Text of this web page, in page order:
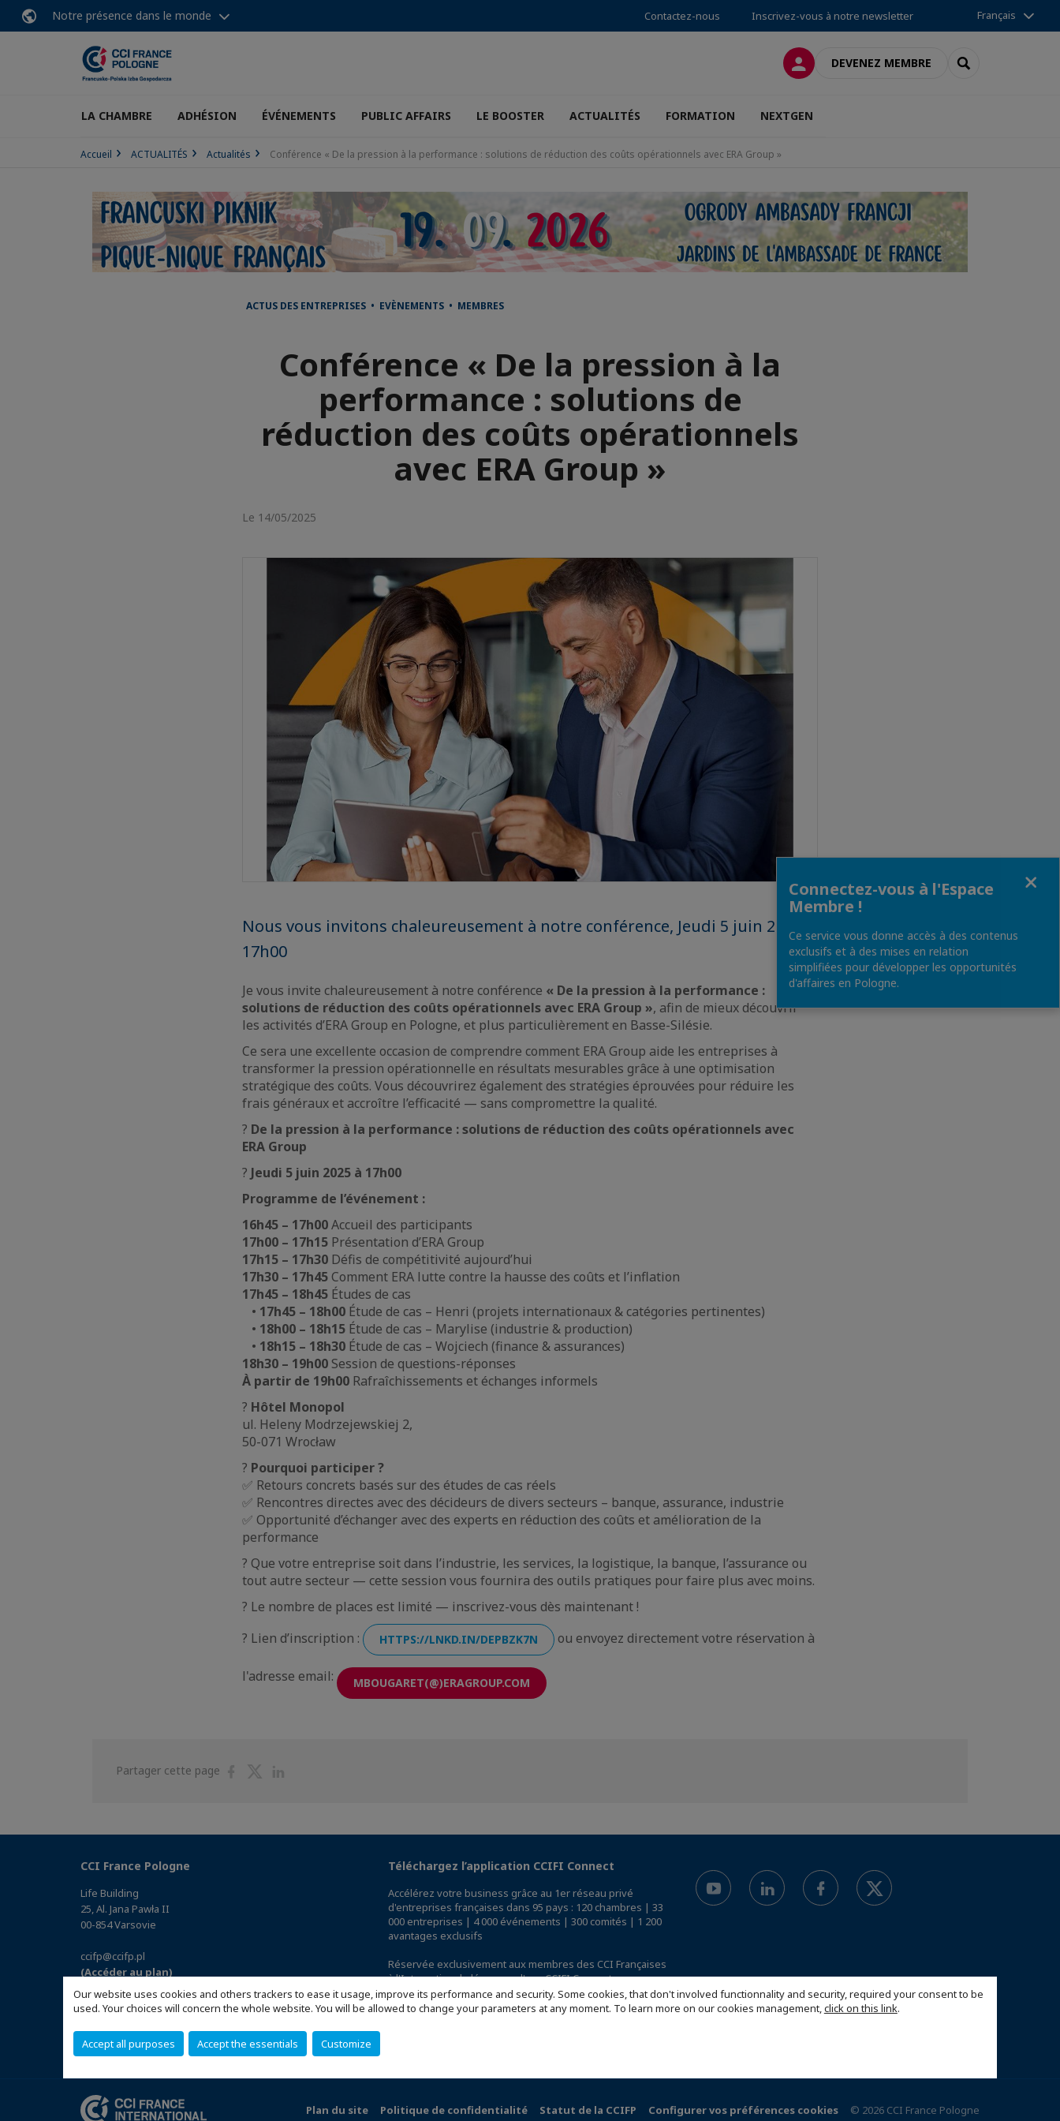
Our website uses cookies and others trackers to ease it usage, improve its performance and security. Some cookies, that don't involved functionnality and security, required your consent to be
used. Your choices will concern the whole website. You will be allowed to change your parameters at any moment. To learn more on our cookies management,click on this link.
Accept all purposes Accept the essentials Customize
Notre présence dans le monde Contactez-nous Inscrivez-vous à notre newsletter Français
CONNEXIONDEVENEZ MEMBRE RECHERCHER
LA CHAMBRE ADHÉSION ÉVÉNEMENTS PUBLIC AFFAIRS LE BOOSTER ACTUALITÉS FORMATION NEXTGEN
Accueil ACTUALITÉS Actualités Conférence « De la pression à la performance : solutions de réduction des coûts opérationnels avec ERA Group »
ACTUS DES ENTREPRISES • EVÈNEMENTS • MEMBRES
Conférence « De la pression à la
performance : solutions de
réduction des coûts opérationnels
avec ERA Group »
Le 14/05/2025
Nous vous invitons chaleureusement à notre conférence, Jeudi 5 juin 2025 à
17h00
Je vous invite chaleureusement à notre conférence « De la pression à la performance :
solutions de réduction des coûts opérationnels avec ERA Group », afin de mieux découvrir
les activités d’ERA Group en Pologne, et plus particulièrement en Basse-Silésie.
Ce sera une excellente occasion de comprendre comment ERA Group aide les entreprises à
transformer la pression opérationnelle en résultats mesurables grâce à une optimisation
stratégique des coûts. Vous découvrirez également des stratégies éprouvées pour réduire les
frais généraux et accroître l’efficacité — sans compromettre la qualité.
? De la pression à la performance : solutions de réduction des coûts opérationnels avec
ERA Group
? Jeudi 5 juin 2025 à 17h00
Programme de l’événement :
16h45 – 17h00Accueil des participants
17h00 – 17h15 Présentation d’ERA Group
17h15 – 17h30 Défis de compétitivité aujourd’hui
17h30 – 17h45 Comment ERA lutte contre la hausse des coûts et l’inflation
17h45 – 18h45 Études de cas
• 17h45 – 18h00 Étude de cas – Henri (projets internationaux & catégories pertinentes)
• 18h00 – 18h15 Étude de cas – Marylise (industrie & production)
• 18h15 – 18h30 Étude de cas – Wojciech (finance & assurances)
18h30 – 19h00 Session de questions-réponses
À partir de 19h00 Rafraîchissements et échanges informels
? Hôtel Monopol
ul. Heleny Modrzejewskiej 2,
50-071 Wrocław
? Pourquoi participer ?
✅ Retours concrets basés sur des études de cas réels
✅ Rencontres directes avec des décideurs de divers secteurs – banque, assurance, industrie
✅ Opportunité d’échanger avec des experts en réduction des coûts et amélioration de la
performance
? Que votre entreprise soit dans l’industrie, les services, la logistique, la banque, l’assurance ou
tout autre secteur — cette session vous fournira des outils pratiques pour faire plus avec moins.
? Le nombre de places est limité — inscrivez-vous dès maintenant !
? Lien d’inscription :
HTTPS://LNKD.IN/DEPBZK7N ou envoyez directement votre réservation à
l'adresse email: MBOUGARET(@)ERAGROUP.COM
Partager cette page
PartagerPartager
CCI France Pologne
Life Building
25, Al. Jana Pawła II
00-854 Varsovie
ccifp@ccifp.pl
(Accéder au plan)
Téléchargez l’application CCIFI Connect
Accélérez votre business grâce au 1er réseau privé
d'entreprises françaises dans 95 pays : 120 chambres | 33
000 entreprises | 4 000 événements | 300 comités | 1 200
avantages exclusifs
Réservée exclusivement aux membres des CCI Françaises
à l'International,découvrez l'app CCIFI Connect.
Plan du site Politique de confidentialité Statut de la CCIFP Configurer vos préférences cookies © 2026 CCI France Pologne
Connectez-vous à l'Espace
Membre !
Ce service vous donne accès à des contenus
exclusifs et à des mises en relation
simplifiées pour développer les opportunités
d'affaires en Pologne.